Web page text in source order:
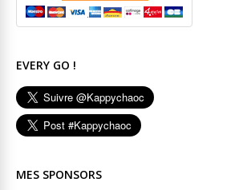
EVERY GO !
MES SPONSORS